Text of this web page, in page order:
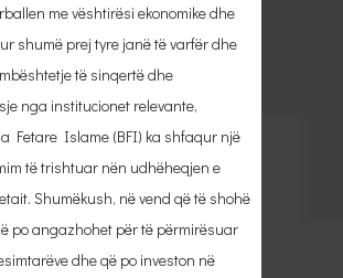
me vështirësi ekonomike dhe
shumë prej tyre janë të varfër dhe
të sinqertë dhe
nga institucionet relevante,
Fetare Islame (BFI) ka shfaqur një
të trishtuar nën udhëheqjen e
Shumëkush, në vend që të shohë
po angazhohet për të përmirësuar
dhe që po investon në